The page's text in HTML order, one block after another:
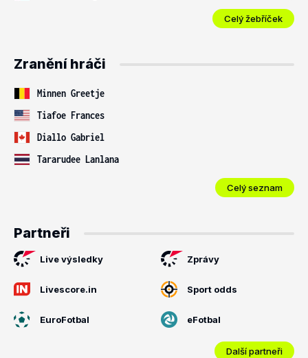
Celý žebříček
Zranění hráči
Minnen Greetje
Tiafoe Frances
Diallo Gabriel
Tararudee Lanlana
Celý seznam
Partneři
Live výsledky Zprávy
Livescore.in Sport odds
EuroFotbal eFotbal
Další partneři